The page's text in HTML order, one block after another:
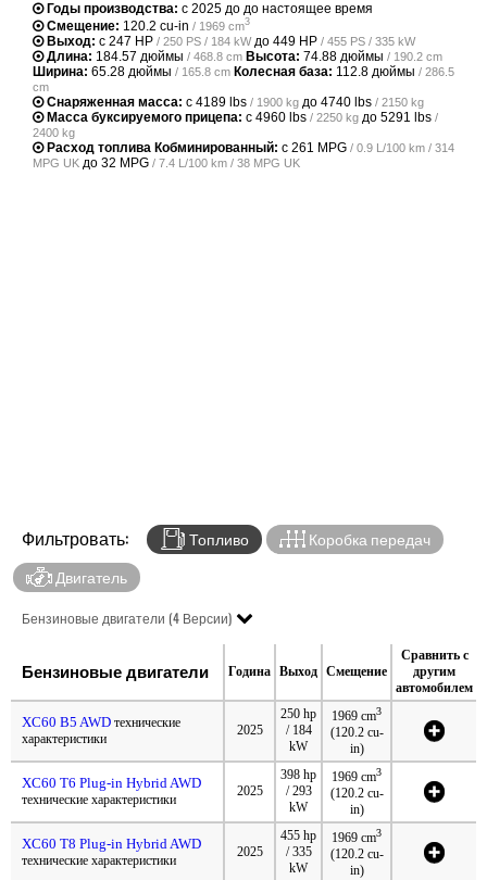
Годы производства: с 2025 до до настоящее время
Смещение: 120.2 cu-in / 1969 cm3
Выход: с 247 HP / 250 PS / 184 kWдо 449 HP / 455 PS / 335 kW
Длина: 184.57 дюймы / 468.8 cm Высота: 74.88 дюймы / 190.2 cm
Ширина: 65.28 дюймы / 165.8 cm Колесная база: 112.8 дюймы / 286.5
cm
Снаряженная масса: с 4189 lbs / 1900 kg до 4740 lbs / 2150 kg
Масса буксируемого прицепа: с 4960 lbs / 2250 kg до 5291 lbs /
2400 kg
Расход топлива Кобминированный: с 261 MPG / 0.9 L/100 km / 314
MPG UK до 32 MPG / 7.4 L/100 km / 38 MPG UK
Фильтровать: Топливо
Коробка передач
Двигатель
Бензиновые двигатели (4 Версии)
Бензиновые двигатели Година Выход Смещение
Сравнить с
другим
автомобилем
XC60 B5 AWD технические
характеристики
2025
250 hp
/ 184
kW
1969 cm3
(120.2 cu-
in)
XC60 T6 Plug-in Hybrid AWD
технические характеристики
2025
398 hp
/ 293
kW
1969 cm3
(120.2 cu-
in)
XC60 T8 Plug-in Hybrid AWD
технические характеристики
2025
455 hp
/ 335
kW
1969 cm3
(120.2 cu-
in)